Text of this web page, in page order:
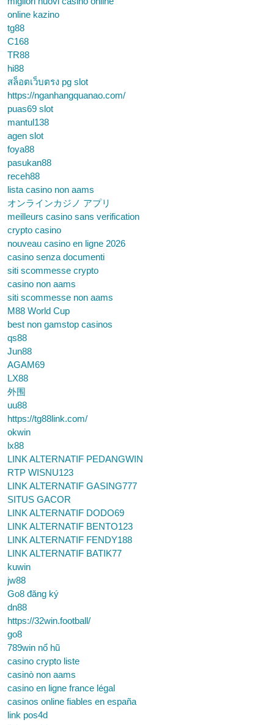
online kazino
tg88
C168
TR88
hi88
สล็อตเว็บตรง pg slot
https://nganhangquanao.com/
puas69 slot
mantul138
agen slot
foya88
pasukan88
receh88
lista casino non aams
オンラインカジノ アプリ
meilleurs casino sans verification
crypto casino
nouveau casino en ligne 2026
casino senza documenti
siti scommesse crypto
casino non aams
siti scommesse non aams
M88 World Cup
best non gamstop casinos
qs88
Jun88
AGAM69
LX88
外围
uu88
https://tg88link.com/
okwin
lx88
LINK ALTERNATIF PEDANGWIN
RTP WISNU123
LINK ALTERNATIF GASING777
SITUS GACOR
LINK ALTERNATIF DODO69
LINK ALTERNATIF BENTO123
LINK ALTERNATIF FENDY188
LINK ALTERNATIF BATIK77
kuwin
jw88
Go8 đăng ký
dn88
https://32win.football/
go8
789win nổ hũ
casino crypto liste
casinò non aams
casino en ligne france légal
casinos online fiables en españa
link pos4d